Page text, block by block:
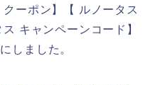
ーポン】【 ルノータス
キャンペーンコード】
しました。